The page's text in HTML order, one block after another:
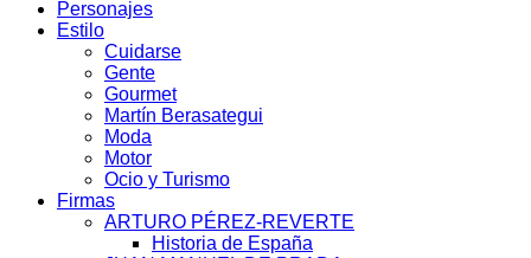
Personajes
Estilo
Cuidarse
Gente
Gourmet
Martín Berasategui
Moda
Motor
Ocio y Turismo
Firmas
ARTURO PÉREZ-REVERTE
Historia de España